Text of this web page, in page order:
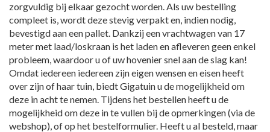
zorgvuldig bij elkaar gezocht worden. Als uw bestelling
compleet is, wordt deze stevig verpakt en, indien nodig,
bevestigd aan een pallet. Dankzij een vrachtwagen van 17
meter met laad/loskraan is het laden en afleveren geen enkel
probleem, waardoor u of uw hovenier snel aan de slag kan!
Omdat iedereen iedereen zijn eigen wensen en eisen heeft
over zijn of haar tuin, biedt Gigatuin u de mogelijkheid om
deze in acht te nemen. Tijdens het bestellen heeft u de
mogelijkheid om deze in te vullen bij de opmerkingen (via de
webshop), of op het bestelformulier. Heeft u al besteld, maar